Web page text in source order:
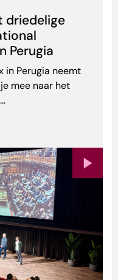
driedelige
Perugia
in Perugia neemt
mee naar het